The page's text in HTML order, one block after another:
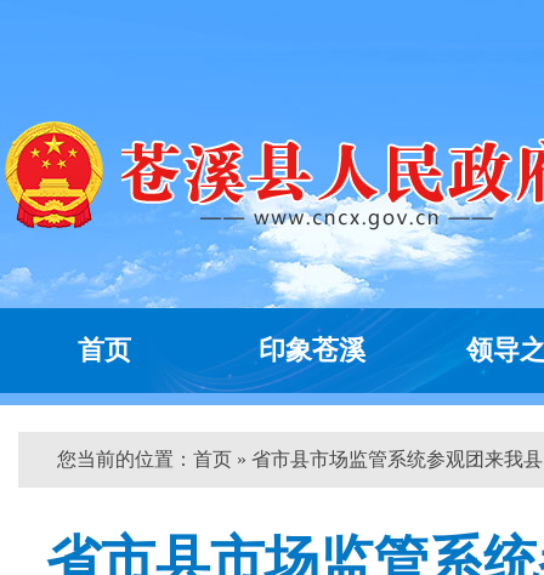
首页 印象苍溪 领导
您当前的位置： 首页 » 省市县市场监管系统参观团来我
省市县市场监管系